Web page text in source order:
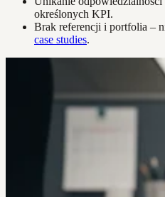
określonych KPI.
Brak referencji i portfolia –
case studies.